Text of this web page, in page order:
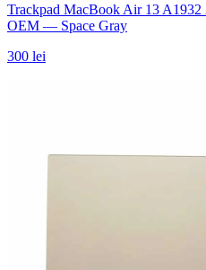
Trackpad MacBook Air 13 A1932
OEM — Space Gray
300 lei